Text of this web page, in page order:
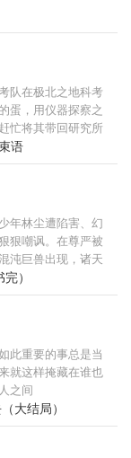
当炉鼎。还让他
觉醒负面逆转系
、法术、丹药的副
法，再看看叶不
老祖：“叶不凡，
骨之痛，且越修越
练越快？！这不科
天而行，每次测算
命怎么无限了？
……什么？你资质
年化神，十年大
队在极北之地科考
蛋，用仪器探察之
忙将其带回研究所
的却是一个婴
蛋生的孩子。
语
年林尘遭陷害、幻
狠嘲讽。在尊严被
沌巨兽出现，诸天
，也不过蝼蚁，
）
此重要的事总是当
就这样掩藏在谁也
之间
大结局）